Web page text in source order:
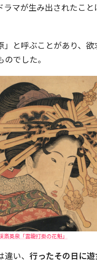
マが生み出されたこ
と呼ぶことがあり、
でした。
斎英泉「雲龍打掛の花魁」
い、 行ったその日に